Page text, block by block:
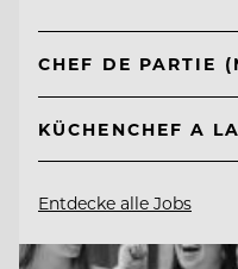
CHEF DE PARTIE
KÜCHENCHEF A
Entdecke alle Jobs